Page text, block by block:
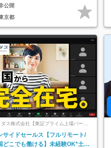
公開
京都
ダス株式会社【東証プライム上場パーソ
サイドセールス【フルリモート/
どこでも働ける】未経験OK*土日